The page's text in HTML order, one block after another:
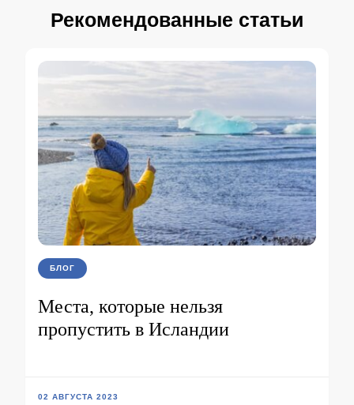
Рекомендованные статьи
БЛОГ
Места, которые нельзя
пропустить в Исландии
02 АВГУСТА 2023